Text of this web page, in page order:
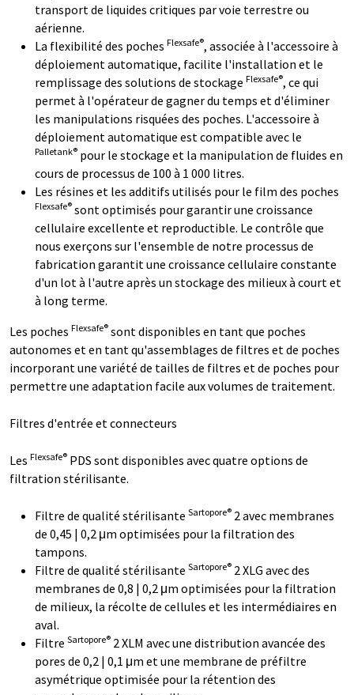
transport de liquides critiques par voie terrestre ou
aérienne.
La flexibilité des poches Flexsafe®, associée à l'accessoire à
déploiement automatique, facilite l'installation et le
remplissage des solutions de stockage Flexsafe®, ce qui
permet à l'opérateur de gagner du temps et d'éliminer
les manipulations risquées des poches. L'accessoire à
déploiement automatique est compatible avec le
Palletank® pour le stockage et la manipulation de fluides en
cours de processus de 100 à 1 000 litres.
Les résines et les additifs utilisés pour le film des poches
Flexsafe® sont optimisés pour garantir une croissance
cellulaire excellente et reproductible. Le contrôle que
nous exerçons sur l'ensemble de notre processus de
fabrication garantit une croissance cellulaire constante
d'un lot à l'autre après un stockage des milieux à court et
à long terme.
Les poches Flexsafe® sont disponibles en tant que poches
autonomes et en tant qu'assemblages de filtres et de poches
incorporant une variété de tailles de filtres et de poches pour
permettre une adaptation facile aux volumes de traitement.
Filtres d'entrée et connecteurs
Les Flexsafe® PDS sont disponibles avec quatre options de
filtration stérilisante.
Filtre de qualité stérilisante Sartopore® 2 avec membranes
de 0,45 | 0,2 μm optimisées pour la filtration des
tampons.
Filtre de qualité stérilisante Sartopore® 2 XLG avec des
membranes de 0,8 | 0,2 μm optimisées pour la filtration
de milieux, la récolte de cellules et les intermédiaires en
aval.
Filtre Sartopore® 2 XLM avec une distribution avancée des
pores de 0,2 | 0,1 μm et une membrane de préfiltre
asymétrique optimisée pour la rétention des